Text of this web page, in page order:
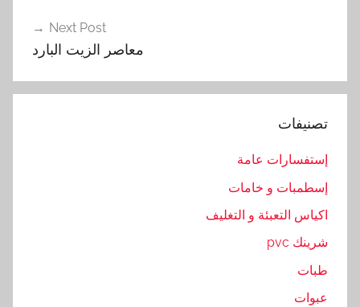
ب
ا
ر
,
ز
,
م
Next Post
معاصر الزيت البارد
تصنيفات
إستفسارات عامة
إسطمبات و خامات
اكياس التعبئة و التغليف
شرينك pvc
طبات
عبوات